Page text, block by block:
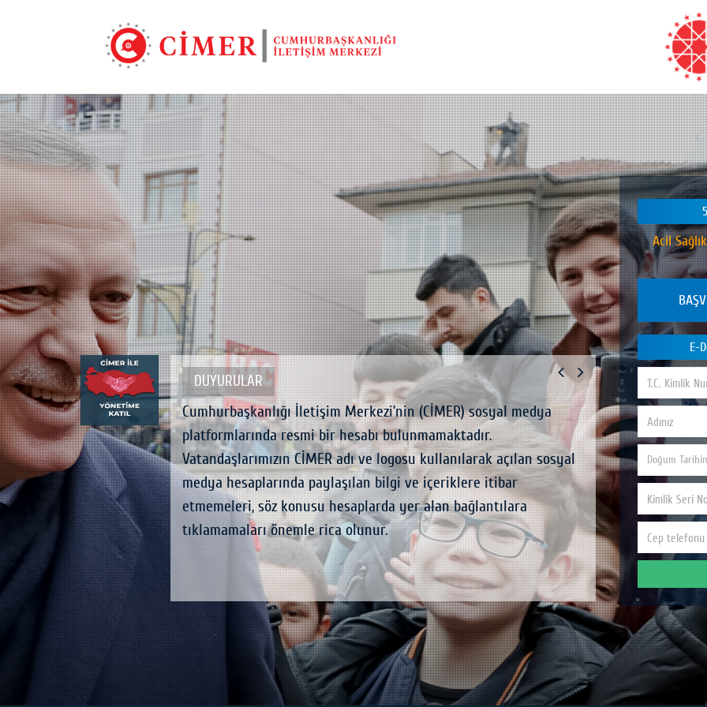
DUYURULAR
yapısının
politikalara dair görüş ve
2026–2035 “Aile ve Nüfus 10
Yönetime Katıl
bölüme, değerli
Cumhurbaşkanlığı İletişim Merkezi’nin (CİMER) sosyal medya
platformlarında resmi bir hesabı bulunmamaktadır.
Vatandaşlarımızın CİMER adı ve logosu kullanılarak açılan sosyal
medya hesaplarında paylaşılan bilgi ve içeriklere itibar
etmemeleri, söz konusu hesaplarda yer alan bağlantılara
tıklamamaları önemle rica olunur.
Ülkemize yönelik
zengin
sağlıklı, etkin ve
Başkanlığımız
ve projenin ilk
bilinçlendirmek
“Vatandaş Diplomat
bilgi ve el kitabı için:
Acil
E-